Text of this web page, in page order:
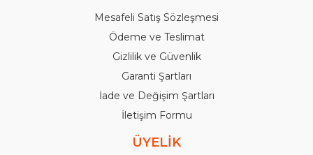
Mesafeli Satış Sözleşmesi
Ödeme ve Teslimat
Gizlilik ve Güvenlik
Garanti Şartları
İade ve Değişim Şartları
İletişim Formu
ÜYELİK